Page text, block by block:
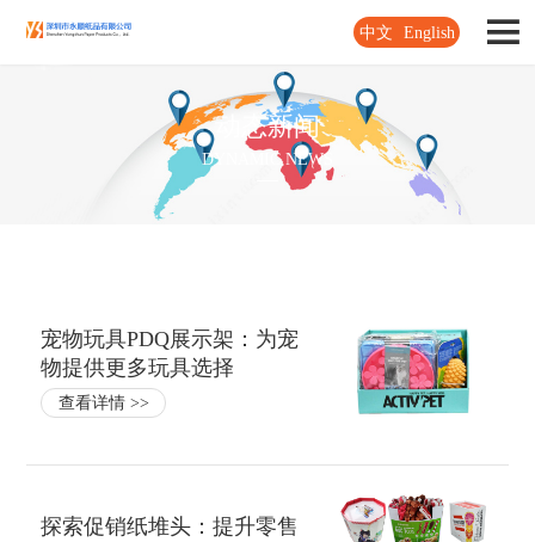
中文 English
动态新闻
DYNAMIC NEWS
宠物玩具PDQ展示架：为宠
物提供更多玩具选择
查看详情 >>
探索促销纸堆头：提升零售